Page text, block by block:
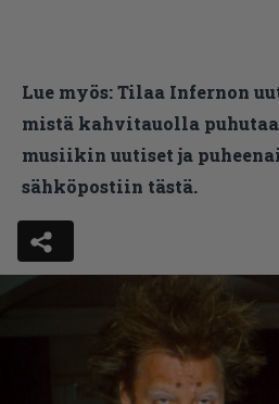
Lue myös:Tilaa Infernon
mistä kahvitauolla
musiikin uutiset ja
sähköpostiin tästä.